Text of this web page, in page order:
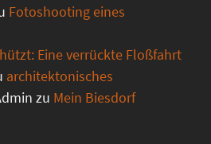
Fotoshooting eines
Eine verrückte Floßfahrt
architektonisches
zu Mein Biesdorf